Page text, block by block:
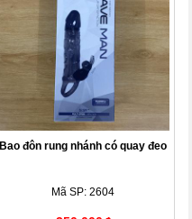
Bao đôn rung nhánh có quay đeo
Mã SP: 2604